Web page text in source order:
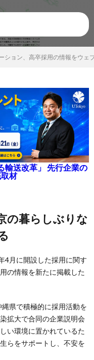
ション、高卒採用の情報をウェ
輸送改革」 先行企業の
材
4月に開設した採用に関す
の情報を新たに掲載した
県で積極的に採用活動を
拡大で合同の企業説明会
い環境に置かれているた
らをサポートし、不安を